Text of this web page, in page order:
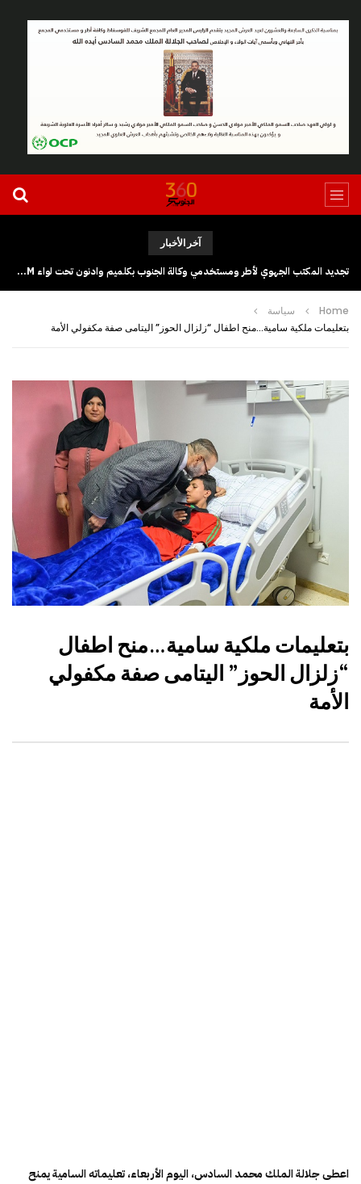
آخر الأخبار
تجديد المكتب الجهوي لأطر ومستخدمي وكالة الجنوب بكلميم وادنون تحت لواء UGTM
Home
سياسة
بتعليمات ملكية سامية…منح اطفال “زلزال الحوز” اليتامى صفة مكفولي الأمة
بتعليمات ملكية سامية…منح اطفال
“زلزال الحوز” اليتامى صفة مكفولي
الأمة
اعطى جلالة الملك محمد السادس، اليوم الأربعاء، تعليماته السامية يمنح